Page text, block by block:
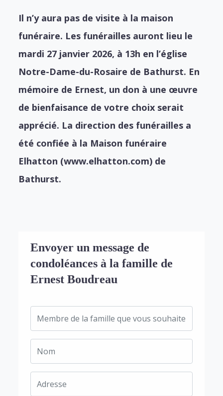
Il n’y aura pas de visite à la maison
funéraire. Les funérailles auront lieu le
mardi 27 janvier 2026, à 13h en l’église
Notre-Dame-du-Rosaire de Bathurst. En
mémoire de Ernest, un don à une œuvre
de bienfaisance de votre choix serait
apprécié. La direction des funérailles a
été confiée à la Maison funéraire
Elhatton (www.elhatton.com) de
Bathurst.
Envoyer un message de
condoléances à la famille de
Ernest Boudreau